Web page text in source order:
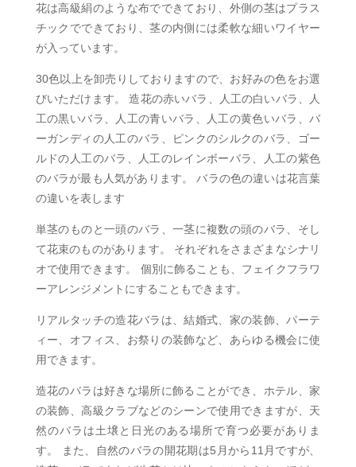
花は高級絹のような布でできており、外側の茎はプラス
チックでできており、茎の内側には柔軟な細いワイヤー
が入っています。
30色以上を卸売りしておりますので、お好みの色をお選
びいただけます。 造花の赤いバラ
、人工の白いバラ、人
工の黒いバラ、人工の青いバラ、人工の黄色いバラ、バ
ーガンディの人工のバラ、ピンクのシルクのバラ、ゴー
ルドの人工のバラ、人工のレインボーバラ、人工の紫色
のバラが最も人気があります。 バラの色の違いは花言葉
の違いを表します
単茎のものと一頭のバラ、一茎に複数の頭のバラ、そし
て花束のものがあります。 それぞれをさまざまなシナリ
オで使用できます。 個別に飾ることも、フェイクフラワ
ーアレンジメントにすることもできます。
リアルタッチの造花バラは、結婚式、家の装飾、パーテ
ィー、オフィス、お祭りの装飾など、あらゆる機会に使
用できます。
造花のバラは好きな場所に飾ることができ、ホテル、家
の装飾、高級クラブなどのシーンで使用できますが、天
然のバラは土壌と日光のある場所で育つ必要がありま
す。 また、自然のバラの開花期は5月から11月ですが、